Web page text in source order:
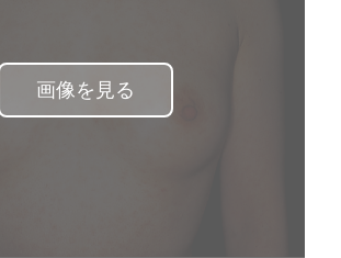
画像を見る